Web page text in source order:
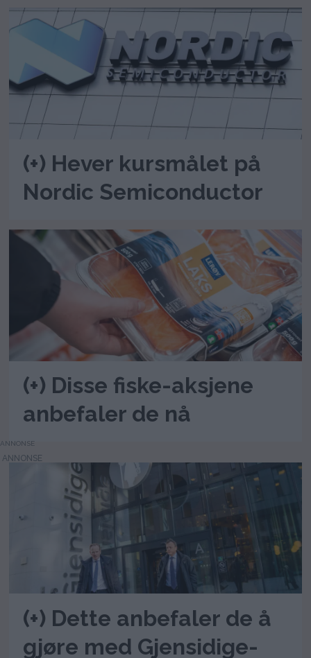
(+) Hever kursmålet på
Nordic Semiconductor
(+) Disse fiske-aksjene
anbefaler de nå
ANNONSE
(+) Dette anbefaler de å
gjøre med Gjensidige-